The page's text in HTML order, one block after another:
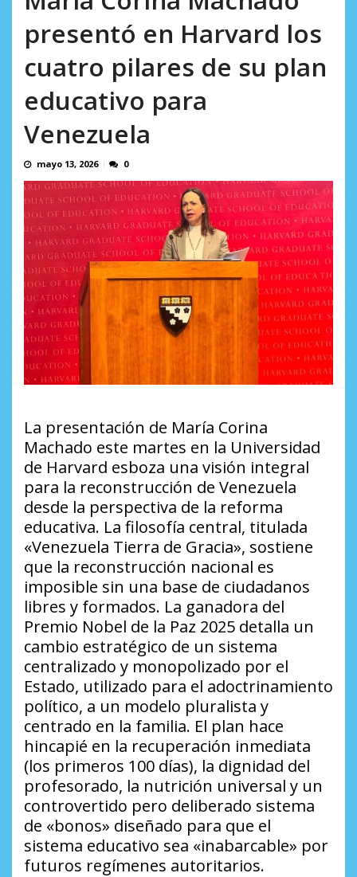
presentó en Harvard los
cuatro pilares de su plan
educativo para
Venezuela
mayo 13, 2026 0
La presentación de María Corina
Machado este martes en la Universidad
de Harvard esboza una visión integral
para la reconstrucción de Venezuela
desde la perspectiva de la reforma
educativa. La filosofía central, titulada
«Venezuela Tierra de Gracia», sostiene
que la reconstrucción nacional es
imposible sin una base de ciudadanos
libres y formados. La ganadora del
Premio Nobel de la Paz 2025 detalla un
cambio estratégico de un sistema
centralizado y monopolizado por el
Estado, utilizado para el adoctrinamiento
político, a un modelo pluralista y
centrado en la familia. El plan hace
hincapié en la recuperación inmediata
(los primeros 100 días), la dignidad del
profesorado, la nutrición universal y un
controvertido pero deliberado sistema
de «bonos» diseñado para que el
sistema educativo sea «inabarcable» por
futuros regímenes autoritarios.